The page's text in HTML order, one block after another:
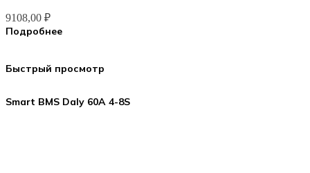
9108,00 ₽
Подробнее
Быстрый просмотр
Smart BMS Daly 60A 4-8S